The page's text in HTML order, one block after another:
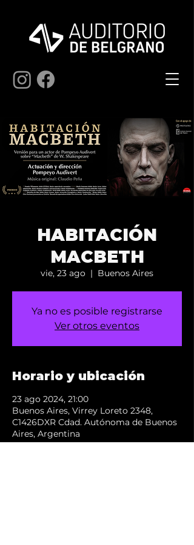
HABITACIÓN
MACBETH
vie, 23 ago
  |
Buenos Aires
Ya no es posible registrarse
Ver otros eventos
Horario y ubicación
23 ago 2024, 21:00
Buenos Aires, Virrey Loreto 2348,
C1426DXR Cdad. Autónoma de Buenos
Aires, Argentina